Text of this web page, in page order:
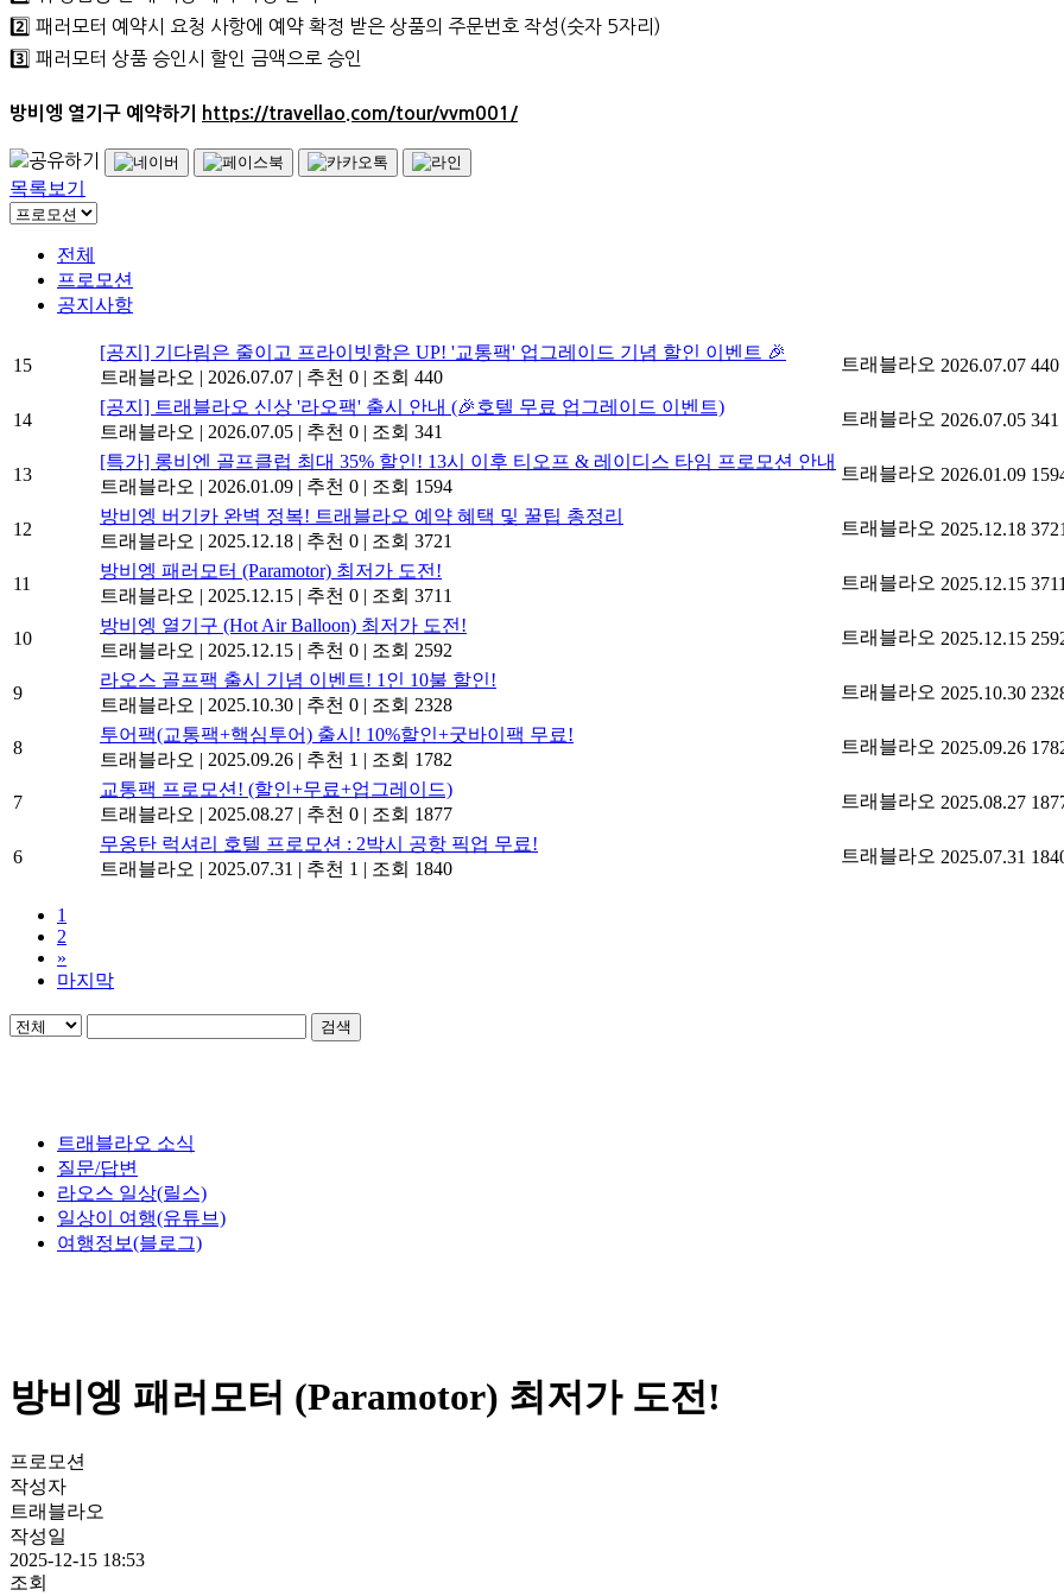
2️⃣ 패러모터 예약시 요청 사항에 예약 확정 받은 상품의 주문번호 작성(숫자 5자리)
3️⃣ 패러모터 상품 승인시 할인 금액으로 승인
방비엥 열기구 예약하기 https://travellao.com/tour/vvm001/
목록보기
전체
프로모션
공지사항
15
[공지] 기다림은 줄이고 프라이빗함은 UP! '교통팩' 업그레이드 기념 할인 이벤트 🎉
트래블라오 | 2026.07.07 | 추천 0 | 조회 440
트래블라오 2026.07.07 440
14
[공지] 트래블라오 신상 '라오팩' 출시 안내 (🎉호텔 무료 업그레이드 이벤트)
트래블라오 | 2026.07.05 | 추천 0 | 조회 341
트래블라오 2026.07.05 341
13
[특가] 롱비엔 골프클럽 최대 35% 할인! 13시 이후 티오프 & 레이디스 타임 프로모션 안내
트래블라오 | 2026.01.09 | 추천 0 | 조회 1594
트래블라오 2026.01.09
12
방비엥 버기카 완벽 정복! 트래블라오 예약 혜택 및 꿀팁 총정리
트래블라오 | 2025.12.18 | 추천 0 | 조회 3721
트래블라오 2025.12.18 3721
11
방비엥 패러모터 (Paramotor) 최저가 도전!
트래블라오 | 2025.12.15 | 추천 0 | 조회 3711
트래블라오 2025.12.15 3711
10
방비엥 열기구 (Hot Air Balloon) 최저가 도전!
트래블라오 | 2025.12.15 | 추천 0 | 조회 2592
트래블라오 2025.12.15
9
라오스 골프팩 출시 기념 이벤트! 1인 10불 할인!
트래블라오 | 2025.10.30 | 추천 0 | 조회 2328
트래블라오 2025.10.30
8
투어팩(교통팩+핵심투어) 출시! 10%할인+굿바이팩 무료!
트래블라오 | 2025.09.26 | 추천 1 | 조회 1782
트래블라오 2025.09.26
7
교통팩 프로모션! (할인+무료+업그레이드)
트래블라오 | 2025.08.27 | 추천 0 | 조회 1877
트래블라오 2025.08.27
6
무옹탄 럭셔리 호텔 프로모션 : 2박시 공항 픽업 무료!
트래블라오 | 2025.07.31 | 추천 1 | 조회 1840
트래블라오 2025.07.31
1
2
»
마지막
검색
트래블라오 소식
질문/답변
라오스 일상(릴스)
일상이 여행(유튜브)
여행정보(블로그)
방비엥 패러모터 (Paramotor) 최저가 도전!
프로모션
작성자
트래블라오
작성일
2025-12-15 18:53
조회